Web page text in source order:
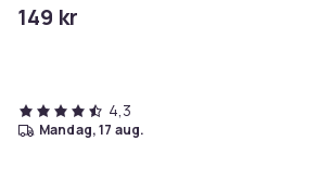
149 kr
4,3
mandag, 17 aug.